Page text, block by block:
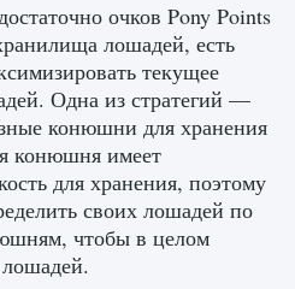
в EA FC 25
2 064 0 1
очков Pony Points
лошадей, есть
текущее
Одна из стратегий —
конюшни для хранения
конюшня имеет
для хранения, поэтому
своих лошадей по
чтобы в целом